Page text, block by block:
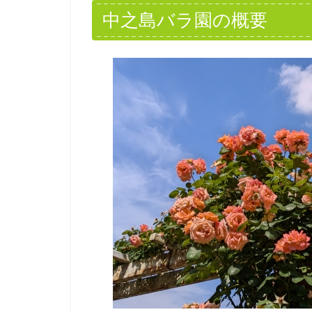
中之島バラ園の概要